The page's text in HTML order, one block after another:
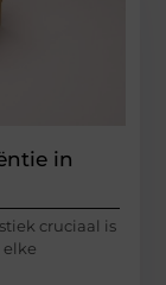
in
cruciaal is
elke